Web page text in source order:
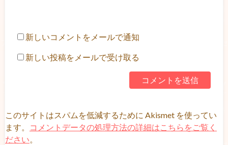
新しいコメントをメールで通知
新しい投稿をメールで受け取る
このサイトはスパムを低減するために Akismet を使ってい
ます。
コメントデータの処理方法の詳細はこちらをご覧く
ださい。